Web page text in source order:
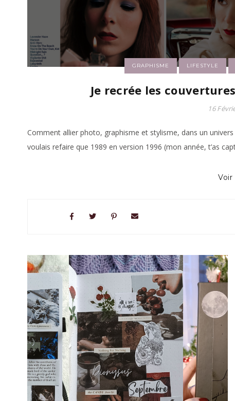
GRAPHISME LIFESTYLE
Je recrée les
16
Comment allier photo, graphisme et stylisme, dans un
voulais refaire que 1989 en version 1996 (mon année, t’as
Voir